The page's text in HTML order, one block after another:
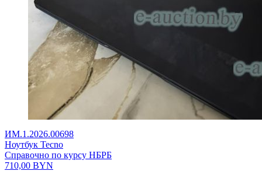
ИМ.1.2026.00698
Ноутбук Tecno
Справочно по курсу НБРБ
710,00 BYN